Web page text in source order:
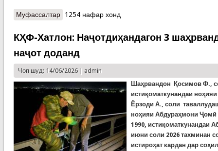
Муфассалтаро КҲФ-ВМКБ: ДАРЁФТИ ҶАСАДИ РАИСИ
РУЙИОБӢ ВА ЗЕРИОБӢ
1254 нафар хонд
КҲФ-Хатлон: Наҷотдиҳандагон 3
наҷот доданд
Чоп шуд: 14/06/2026 | admin
Шаҳрвандон Қосимов Ф.,
истиқоматкунандаи
Ёрзоди А., соли
ноҳияи Абдураҳмони
1990, истиқоматкунандаи
июни соли 2026 тахминан
истироҳат кардан дар